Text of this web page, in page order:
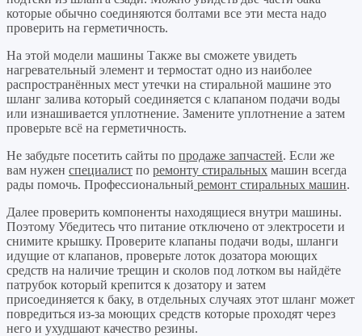
которые обычно соединяются болтами все эти места надо
проверить на герметичность.
На этой модели машины Также вы сможете увидеть
нагревательный элемент и термостат одно из наиболее
распространённых мест утечки на стиральной машине это
шланг залива который соединяется с клапаном подачи воды
или изнашивается уплотнение. Замените уплотнение а затем
проверьте всё на герметичность.
Не забудьте посетить сайты по продаже запчастей. Если же
вам нужен специалист по ремонту стиральных машин всегда
рады помочь. Профессиональный ремонт стиральных машин.
Далее проверить компоненты находящиеся внутри машины.
Поэтому Убедитесь что питание отключено от электросети и
снимите крышку. Проверите клапаны подачи воды, шланги
идущие от клапанов, проверьте лоток дозатора моющих
средств на наличие трещин и сколов под лотком вы найдёте
патрубок который крепится к дозатору и затем
присоединяется к баку, в отдельных случаях этот шланг может
повредиться из-за моющих средств которые проходят через
него и ухудшают качество резины.